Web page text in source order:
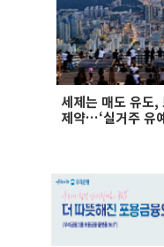
세제는 매도 유도,
제약…‘실거주 유